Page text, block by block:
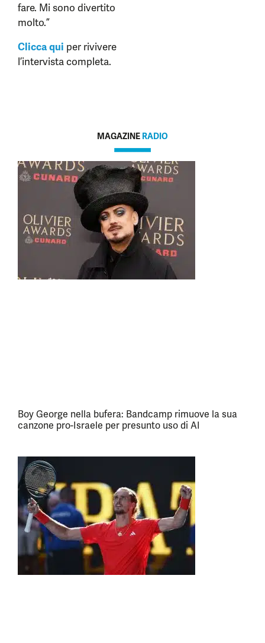
fare. Mi sono divertito
molto.”
Clicca qui per rivivere
l’intervista completa.
MAGAZINE RADIO
Boy George nella bufera: Bandcamp rimuove la sua
canzone pro-Israele per presunto uso di AI